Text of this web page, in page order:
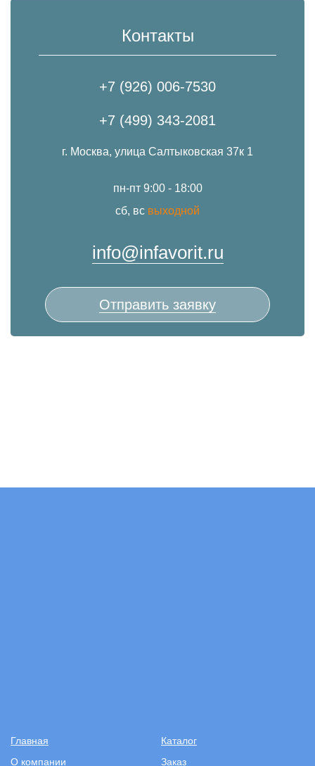
Контакты
+7 (926) 006-7530
+7 (499) 343-2081
г. Москва, улица Салтыковская 37к 1
пн-пт 9:00 - 18:00
сб, вс выходной
info@infavorit.ru
Отправить заявку
Главная
Каталог
О компании
Заказ